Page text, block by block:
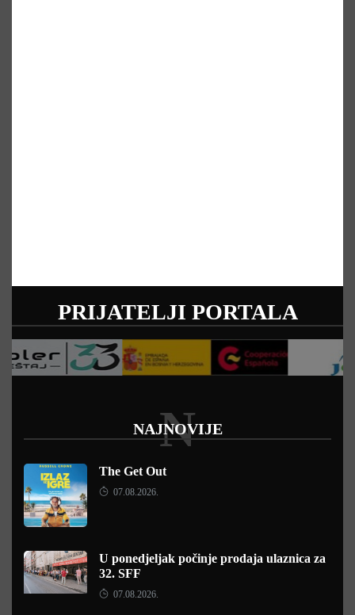
PRIJATELJI PORTALA
NAJNOVIJE
N
The Get Out
07.08.2026.
U ponedjeljak počinje prodaja ulaznica za
32. SFF
07.08.2026.